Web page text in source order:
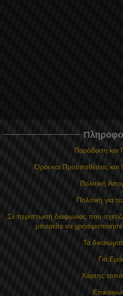
Παράδοση και
Όροι και Προϋποθέσεις
Πολιτική
Πολιτική για
Σε περίπτωση διαφωνίας που
μπορείτε να
Τα
Για
Χάρτης